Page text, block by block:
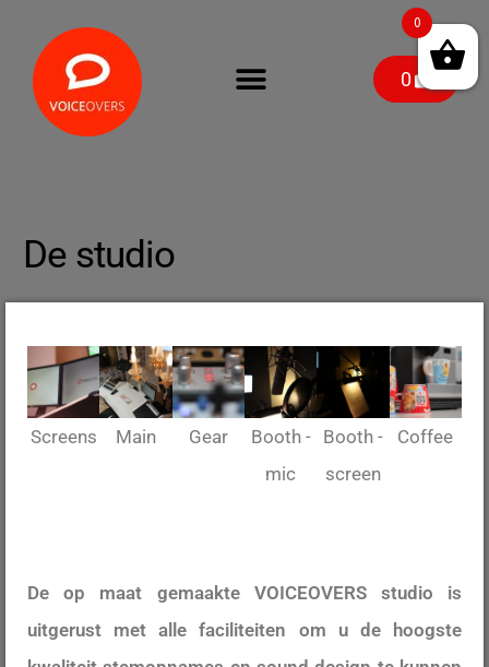
0
De studio
Screens Main Gear
Booth -
mic
Booth -
screen
Coffee
De op maat gemaakte VOICEOVERS studio is
uitgerust met alle faciliteiten om u de hoogste
0